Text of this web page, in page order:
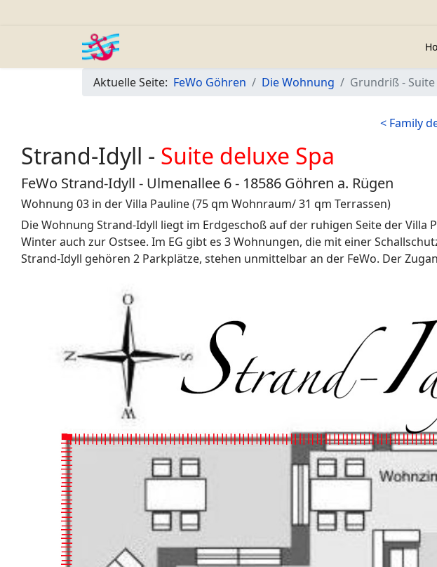
Aktuelle Seite: FeWo Göhren Die Wohnung Grundriß - Suite
< Family
Strand-Idyll - Suite deluxe Spa
FeWo Strand-Idyll - Ulmenallee 6 - 18586 Göhren a. Rügen
Wohnung 03 in der Villa Pauline (75 qm Wohnraum/ 31 qm Terrassen)
Die Wohnung Strand-Idyll liegt im Erdgeschoß auf der ruhigen Seite der
Winter auch zur Ostsee. Im EG gibt es 3 Wohnungen, die mit einer
Strand-Idyll gehören 2 Parkplätze, stehen unmittelbar an der FeWo. Der